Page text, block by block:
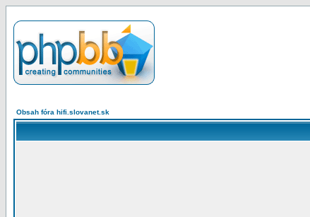
Obsah fóra hifi.slovanet.sk